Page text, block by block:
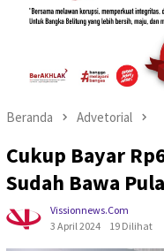
Beranda Advetorial
Cukup Bayar
Sudah Bawa
Vissionnews.com
3 April 2024
19 Dilihat